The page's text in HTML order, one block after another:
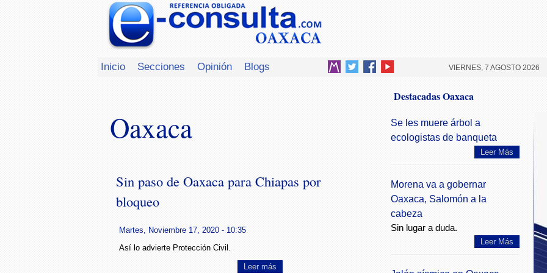
Inicio Secciones Opinión Blogs VIERNES, 7 AGOSTO 2026
Oaxaca
Sin paso de Oaxaca para Chiapas por
bloqueo
Martes, Noviembre 17, 2020 - 10:35
Así lo advierte Protección Civil.
Leer más
Destacadas Oaxaca
Se les muere árbol a
ecologistas de banqueta
Leer Más
Morena va a gobernar
Oaxaca, Salomón a la
cabeza
Sin lugar a duda.
Leer Más